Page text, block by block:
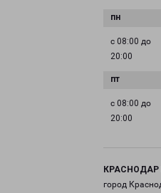
с 08:00 до
20:00
с 08:00 до
20:00
КРАСНОДАР
город